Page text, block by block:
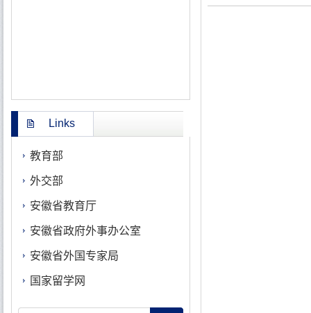
Links
教育部
外交部
安徽省教育厅
安徽省政府外事办公室
安徽省外国专家局
国家留学网